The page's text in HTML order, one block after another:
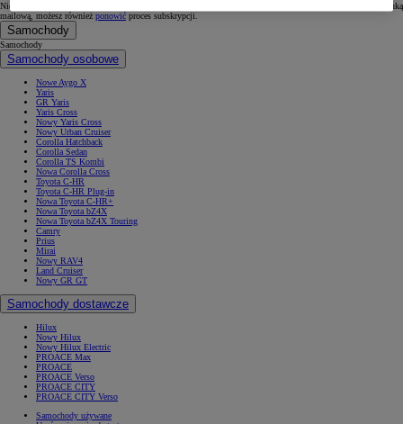
Nie otrzymałeś wiadomości? Nie zapomnij sprawdzić folderu spam. W przypadku problemów z Twoją skrzynką
mailową, możesz również ponowić proces subskrypcji.
Samochody
Samochody
Samochody osobowe
Nowe Aygo X
Yaris
GR Yaris
Yaris Cross
Nowy Yaris Cross
Nowy Urban Cruiser
Corolla Hatchback
Corolla Sedan
Corolla TS Kombi
Nowa Corolla Cross
Toyota C-HR
Toyota C-HR Plug-in
Nowa Toyota C-HR+
Nowa Toyota bZ4X
Nowa Toyota bZ4X Touring
Camry
Prius
Mirai
Nowy RAV4
Land Cruiser
Nowy GR GT
Samochody dostawcze
Hilux
Nowy Hilux
Nowy Hilux Electric
PROACE Max
PROACE
PROACE Verso
PROACE CITY
PROACE CITY Verso
Samochody używane